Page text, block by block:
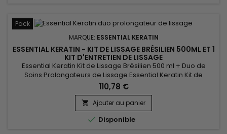
Pack
MARQUE: ESSENTIAL KERATIN
ESSENTIAL KERATIN - KIT DE LISSAGE BRÉSILIEN 500ML ET 1
KIT D'ENTRETIEN DE LISSAGE
Essential Keratin Kit de Lissage Brésilien 500 ml + Duo de
Soins Prolongateurs de Lissage Essential Keratin Kit de
Lissage Brésilien 500 ml est proposé ici avec un Shampoing
sans sulfates et un Après-shampoing à la Kératine et aux
protéines de Soie.&nbsp; Ce duo de soins Essential Keratin
amplifie l'effet du lissage, protège et nourrit intensément les...
110,78 €
 Ajouter au panier
 Disponible